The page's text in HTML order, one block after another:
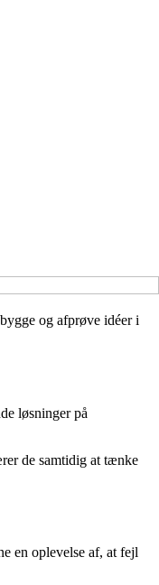
og afprøve idéer i
løsninger på
de samtidig at tænke
en oplevelse af, at fejl